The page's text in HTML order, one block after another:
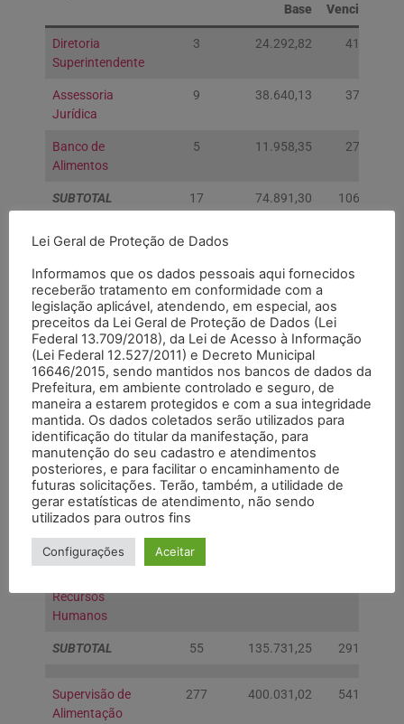
Base
Vencimentos
Diretoria
Superintendente
3 24.292,82 41.885,46
Assessoria
Jurídica
9 38.640,13 37.437,92
Banco de
Alimentos
5 11.958,35 27.534,76
SUBTOTAL 17 74.891,30 106.858,14
Diretoria
Financeira
7
Coordenadoria
de Informática
4 17.716,47
Encarregatura
de
Administração
Financeira
3 7.299,85 17.421,66
Encarregatura
de
Contabilidade
6 16.940,58
Supervisão de
Compras
24
Recursos
Humanos
SUBTOTAL 55 135.731,25 291.646,34
Supervisão de
Alimentação
277 400.031,02 541.194,32
Lei Geral de Proteção de Dados
Informamos que os dados pessoais aqui fornecidos
receberão tratamento em conformidade com a
legislação aplicável, atendendo, em especial, aos
preceitos da Lei Geral de Proteção de Dados (Lei
Federal 13.709/2018), da Lei de Acesso à Informação
(Lei Federal 12.527/2011) e Decreto Municipal
16646/2015, sendo mantidos nos bancos de dados da
Prefeitura, em ambiente controlado e seguro, de
maneira a estarem protegidos e com a sua integridade
mantida. Os dados coletados serão utilizados para
identificação do titular da manifestação, para
manutenção do seu cadastro e atendimentos
posteriores, e para facilitar o encaminhamento de
futuras solicitações. Terão, também, a utilidade de
gerar estatísticas de atendimento, não sendo
utilizados para outros fins
Configurações Aceitar